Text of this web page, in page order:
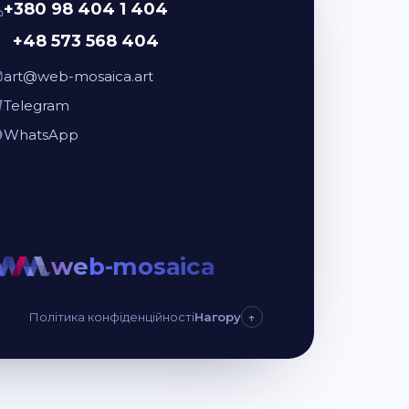
+380 98 404 1 404
+48 573 568 404
art@web-mosaica.art
Telegram
WhatsApp
web-mosaica
Політика конфіденційностіНагору ↑